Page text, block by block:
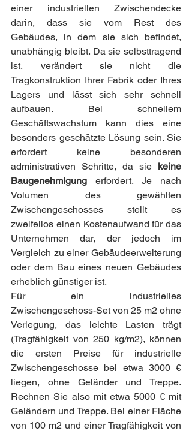
einer industriellen Zwischendecke
darin, dass sie vom Rest des
Gebäudes, in dem sie sich befindet,
unabhängig bleibt. Da sie selbsttragend
ist, verändert sie nicht die
Tragkonstruktion Ihrer Fabrik oder Ihres
Lagers und lässt sich sehr schnell
aufbauen. Bei schnellem
Geschäftswachstum kann dies eine
besonders geschätzte Lösung sein. Sie
erfordert keine besonderen
administrativen Schritte, da sie keine
Baugenehmigung erfordert. Je nach
Volumen des gewählten
Zwischengeschosses stellt es
zweifellos einen Kostenaufwand für das
Unternehmen dar, der jedoch im
Vergleich zu einer Gebäudeerweiterung
oder dem Bau eines neuen Gebäudes
erheblich günstiger ist.
Für ein industrielles
Zwischengeschoss-Set von 25 m2 ohne
Verlegung, das leichte Lasten trägt
(Tragfähigkeit von 250 kg/m2), können
die ersten Preise für industrielle
Zwischengeschosse bei etwa 3000 €
liegen, ohne Geländer und Treppe.
Rechnen Sie also mit etwa 5000 € mit
Geländern und Treppe. Bei einer Fläche
von 100 m2 und einer Tragfähigkeit von